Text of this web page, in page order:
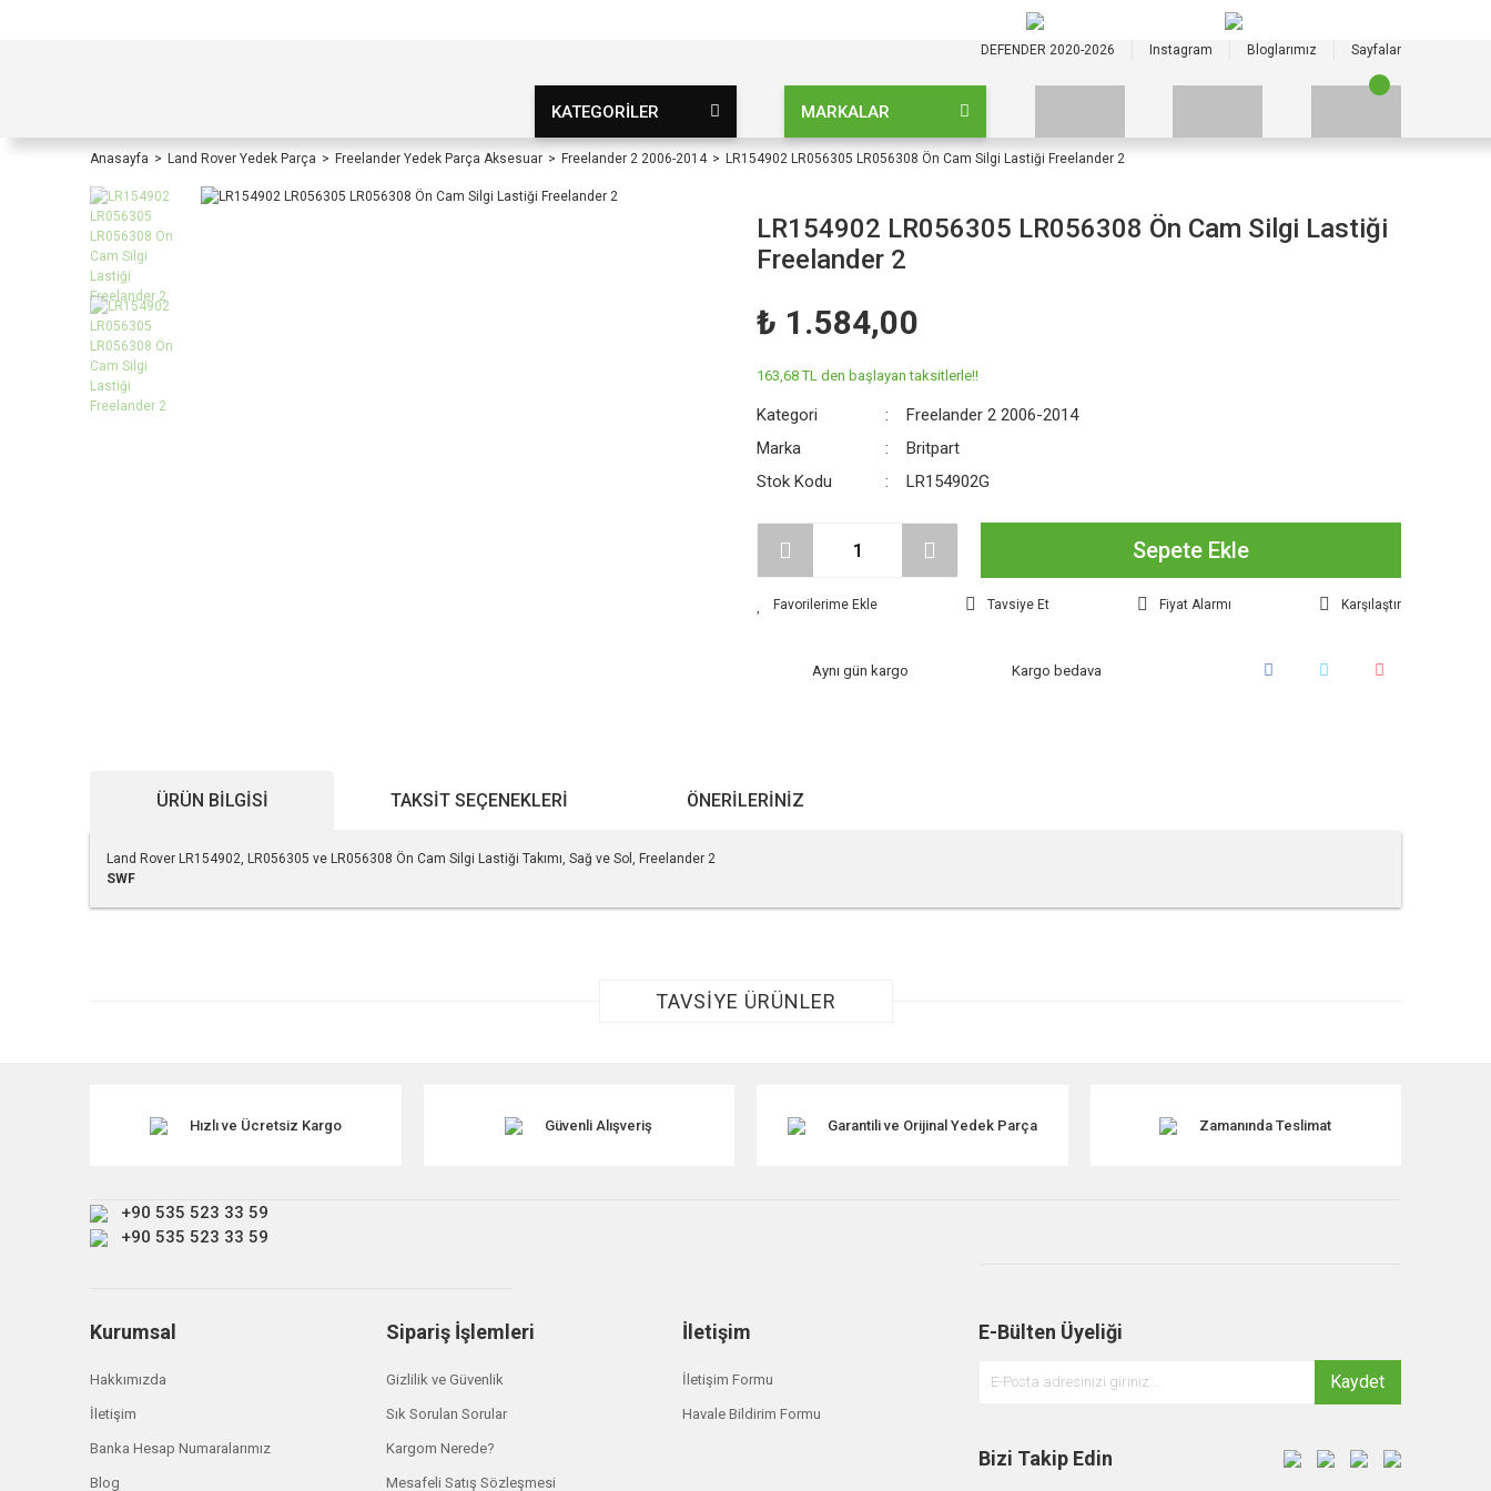
DEFENDER 2020-2026 Instagram Bloglarımız Sayfalar
KATEGORİLER MARKALAR
Anasayfa Land Rover Yedek Parça Freelander Yedek Parça Aksesuar Freelander 2 2006-2014 LR154902 LR056305 LR056308 Ön Cam Silgi Lastiği Freelander 2
LR154902 LR056305 LR056308 Ön Cam Silgi Lastiği
Freelander 2
₺ 1.584,00
163,68 TL den başlayan taksitlerle!!
Kategori
Freelander 2 2006-2014
Marka
Britpart
Stok Kodu
LR154902G
Sepete Ekle
Tavsiye Et Fiyat Alarmı Karşılaştır
Aynı gün kargo Kargo bedava
ÜRÜN BILGISI TAKSIT SEÇENEKLERI ÖNERILERINIZ
Land Rover LR154902, LR056305 ve LR056308 Ön Cam Silgi Lastiği Takımı, Sağ ve Sol, Freelander 2
SWF
Bu ürüne benzer farklı alternatifler olmalı.
TAVSİYE ÜRÜNLER
Land Rover
Silgi Lastiği Sol LR056305 Freelander 2
Land Rover
Freelander 2 Ön Cam Silgi Lastiği Sağ LR056308
Hızlı ve Ücretsiz Kargo Güvenli Alışveriş Garantili ve Orijinal Yedek Parça Zamanında Teslimat
+90 535 523 33 59
+90 535 523 33 59
Kurumsal
Hakkımızda
İletişim
Banka Hesap Numaralarımız
Blog
Sipariş İşlemleri
Gizlilik ve Güvenlik
Sık Sorulan Sorular
Kargom Nerede?
Mesafeli Satış Sözleşmesi
İletişim
İletişim Formu
Havale Bildirim Formu
E-Bülten Üyeliği
Kaydet
Bizi Takip Edin